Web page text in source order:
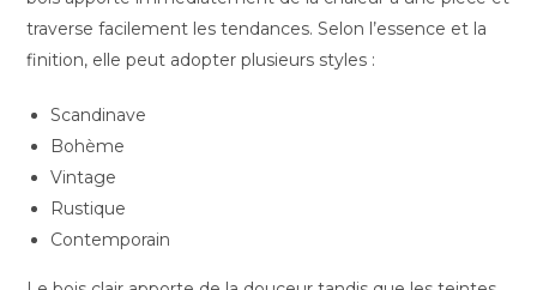
traverse facilement les tendances. Selon l’essence et la
finition, elle peut adopter plusieurs styles :
Scandinave
Bohème
Vintage
Rustique
Contemporain